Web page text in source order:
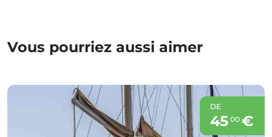
Vous pourriez aussi aimer
DE
45 00€